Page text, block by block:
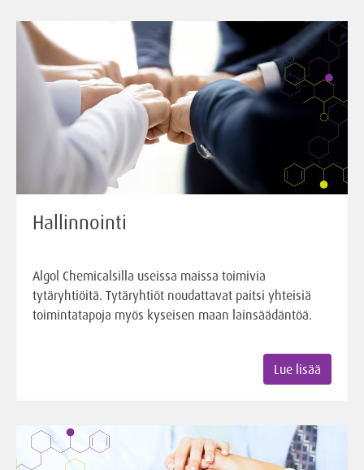
Hallinnointi
Algol Chemicalsilla useissa maissa toimivia
tytäryhtiöitä. Tytäryhtiöt noudattavat paitsi yhteisiä
toimintatapoja myös kyseisen maan lainsäädäntöä.
Lue lisää